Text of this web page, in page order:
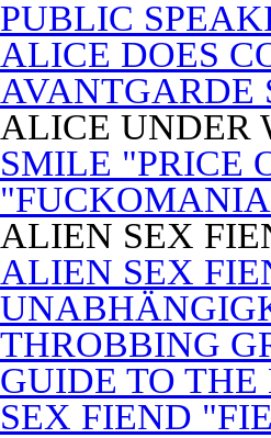
PUBLIC
ALICE DOES
AVANTGARDE
ALICE UNDER
SMILE "PRICE
ALIEN SEX
ALIEN SEX
THROBBING
GUIDE TO
SEX FIEND